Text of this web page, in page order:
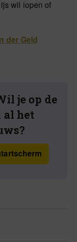
wil lopen of
der Geld
je op de
al het